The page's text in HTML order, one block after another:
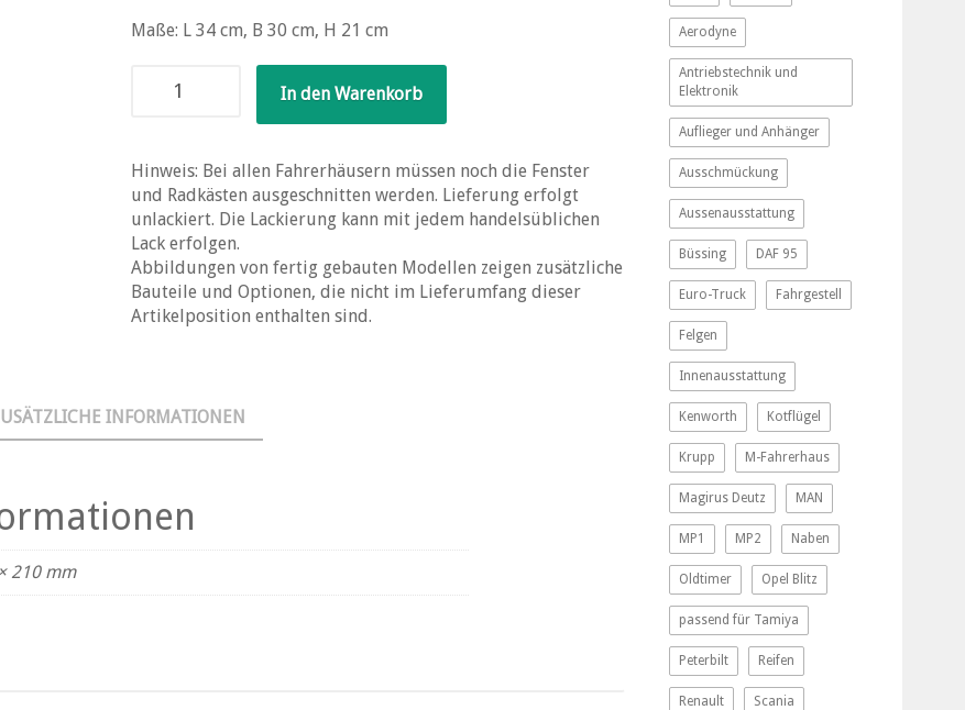
Aerodyne
Antriebstechnik und
Elektronik
Auflieger und Anhänger
Ausschmückung
Aussenausstattung
Büssing DAF 95
Euro-Truck Fahrgestell
Felgen
Innenausstattung
Kenworth Kotflügel
Krupp M-Fahrerhaus
Magirus Deutz MAN
MP1 MP2 Naben
Oldtimer Opel Blitz
passend für Tamiya
Peterbilt Reifen
Renault Scania
Maße: L 34 cm, B 30 cm, H 21 cm
In den Warenkorb
Hinweis: Bei allen Fahrerhäusern müssen noch die Fenster
und Radkästen ausgeschnitten werden. Lieferung erfolgt
unlackiert. Die Lackierung kann mit jedem handelsüblichen
Lack erfolgen.
Abbildungen von fertig gebauten Modellen zeigen zusätzliche
Bauteile und Optionen, die nicht im Lieferumfang dieser
Artikelposition enthalten sind.
INFORMATIONEN
210 mm